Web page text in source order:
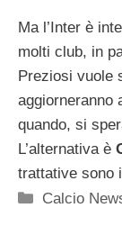
Ma l’Inter è
molti club, in
Preziosi vuole
aggiorneranno
quando, si
L’alternativa è
trattative sono
Categorie
Calcio